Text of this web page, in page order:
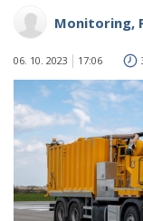
Monitoring,
06. 10. 2023 17:06